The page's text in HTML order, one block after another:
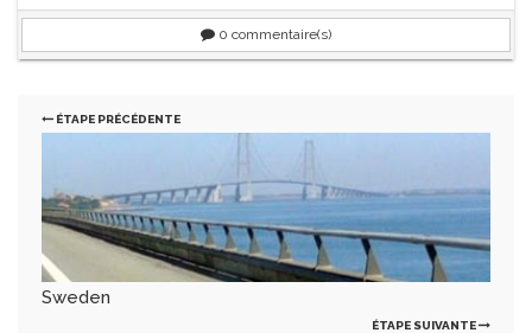
0 commentaire(s)
ÉTAPE PRÉCÉDENTE
Sweden
ÉTAPE SUIVANTE